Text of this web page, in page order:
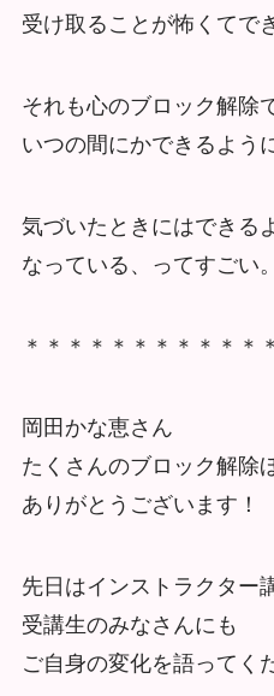
受け取ることが怖くてで
それも心のブロック解除
いつの間にかできるよう
気づいたときにはできる
なっている、ってすごい。
＊＊＊＊＊＊＊＊＊＊＊
岡田かな恵さん
たくさんのブロック解除
ありがとうございます！
先日はインストラクター
受講生のみなさんにも
ご自身の変化を語ってく